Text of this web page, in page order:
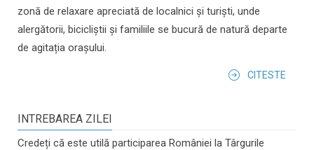
zonă de relaxare apreciată de localnici și turiști, unde
alergătorii, bicicliștii și familiile se bucură de natură departe
de agitația orașului.
CITESTE
INTREBAREA ZILEI
Credeți că este utilă participarea României la Târgurile